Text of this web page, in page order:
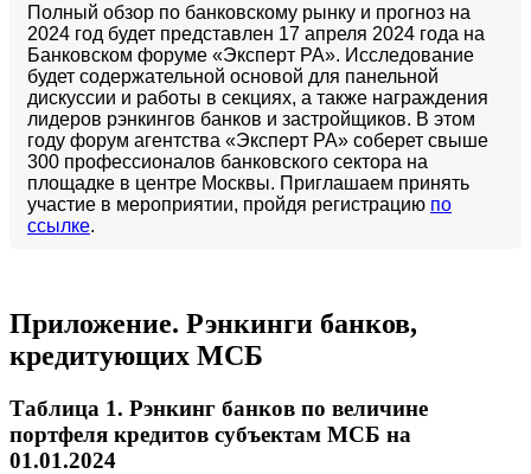
Полный обзор по банковскому рынку и прогноз на
2024 год будет представлен 17 апреля 2024 года на
Банковском форуме «Эксперт РА». Исследование
будет содержательной основой для панельной
дискуссии и работы в секциях, а также награждения
лидеров рэнкингов банков и застройщиков. В этом
году форум агентства «Эксперт РА» соберет свыше
300 профессионалов банковского сектора на
площадке в центре Москвы. Приглашаем принять
участие в мероприятии, пройдя регистрацию по
ссылке.
Приложение. Рэнкинги банков,
кредитующих МСБ
Таблица 1. Рэнкинг банков по величине
портфеля кредитов субъектам МСБ на
01.01.2024